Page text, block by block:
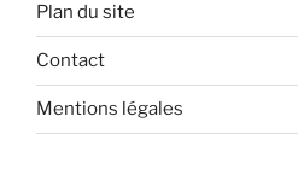
Plan du site
Contact
Mentions légales